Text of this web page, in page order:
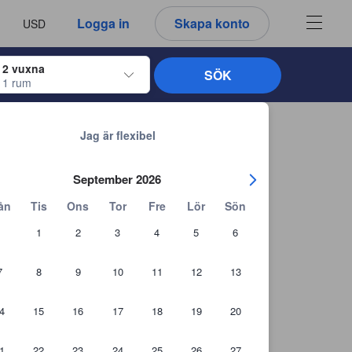
USD Logga in Skapa konto
välja
2 vuxna
1 rum
för att navigera genom in- och utcheckningsdatumen. När du
Jag är flexibel
September 2026
Tis Ons Tor Fre Lör Sön
1 2 3 4 5 6
8 9 10 11 12 13
15 16 17 18 19 20
SÖK
du ser är därför alltid autentiska.